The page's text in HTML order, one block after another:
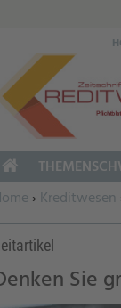
befinden sich
› Kreditwesen
Sie
HOME